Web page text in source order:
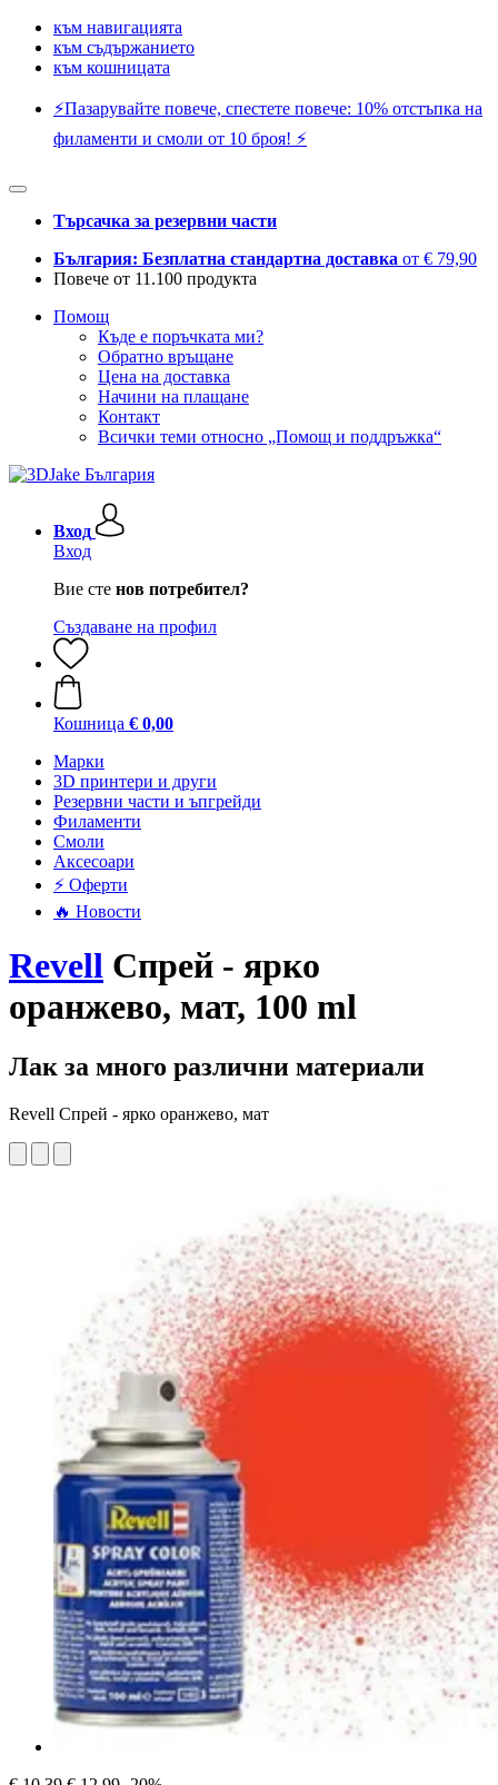
към навигацията
към съдържанието
към кошницата
⚡️Пазарувайте повече, спестете повече: 10% отстъпка на
филаменти и смоли от 10 броя! ⚡️
Търсачка за резервни части
България: Безплатна стандартна доставка от € 79,90
Повече от 11.100 продукта
Помощ
Къде е поръчката ми?
Обратно връщане
Цена на доставка
Начини на плащане
Контакт
Всички теми относно „Помощ и поддръжка“
Вход
Вход
Вие сте нов потребител?
Създаване на профил
Кошница € 0,00
Mарки
3D принтери и други
Резервни части и ъпгрейди
Филаменти
Смоли
Аксесоари
⚡ Оферти
🔥 Новости
Revell Спрей - ярко
оранжево, мат, 100 ml
Лак за много различни материали
Revell Спрей - ярко оранжево, мат